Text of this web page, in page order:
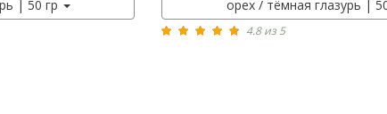
| 50 гр орех / тёмная глазурь |
4.8 из 5